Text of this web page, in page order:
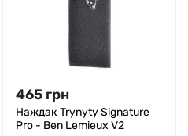
465 грн
Наждак Trynyty Signature
Pro - Ben Lemieux V2